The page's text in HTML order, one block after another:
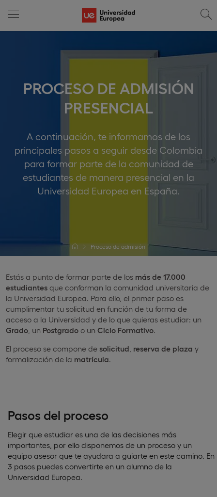
PROCESO DE ADMISIÓN
PRESENCIAL
A continuación, te informamos de los
principales pasos a seguir desde Colombia
para formar parte de la comunidad de
estudiantes de manera presencial en la
Universidad Europea en España.
Proceso de admisión
Estás a punto de formar parte de los más de 17.000
estudiantes que conforman la comunidad universitaria de
la Universidad Europea. Para ello, el primer paso es
cumplimentar tu solicitud en función de tu forma de
acceso a la Universidad y de lo que quieras estudiar: un
Grado , un Postgrado o un Ciclo Formativo.
El proceso se compone de solicitud reserva de plaza y
formalización de la matrícula.
Pasos del proceso
Elegir que estudiar es una de las decisiones más
importantes, por ello disponemos de un proceso y un
equipo asesor que te ayudara a guiarte en este camino. En
3 pasos puedes convertirte en un alumno de la
Universidad Europea.